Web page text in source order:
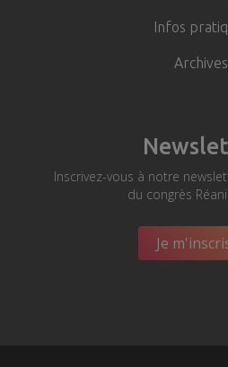
Infos
Archives
Inscrivez-vous à notre
du congrès
Je